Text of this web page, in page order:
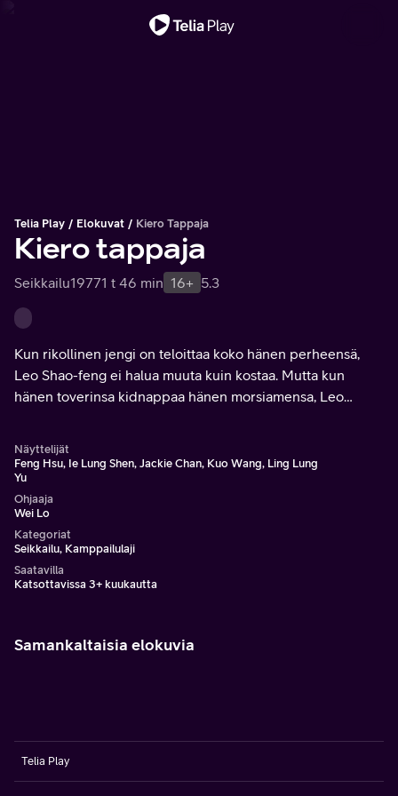
Telia Play Elokuvat Kiero Tappaja
Kiero tappaja
Seikkailu19771 t 46 min 16+ 5.3
Kun rikollinen jengi on teloittaa koko hänen perheensä,
Leo Shao-feng ei halua muuta kuin kostaa. Mutta kun
hänen toverinsa kidnappaa hänen morsiamensa, Leo
Näyttelijät
Feng Hsu, Ie Lung Shen, Jackie Chan, Kuo Wang, Ling Lung
Yu
Ohjaaja
Wei Lo
Kategoriat
Seikkailu, Kamppailulaji
Saatavilla
Katsottavissa 3+ kuukautta
Samankaltaisia elokuvia
Telia Play